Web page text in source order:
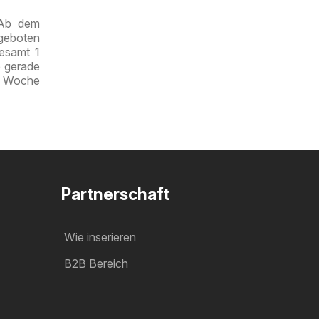
dem
1
Partnerschaft
Wie inserieren
B2B Bereich